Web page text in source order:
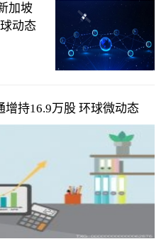
加坡
动态
持16.9万股 环球微动态